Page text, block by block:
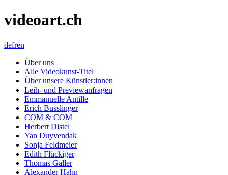
videoart.ch
defren
Über uns
Alle Videokunst-Titel
Über unsere Künstler:innen
Leih- und Previewanfragen
Emmanuelle Antille
Erich Busslinger
COM & COM
Herbert Distel
Yan Duyvendak
Sonja Feldmeier
Edith Flückiger
Thomas Galler
Alexander Hahn